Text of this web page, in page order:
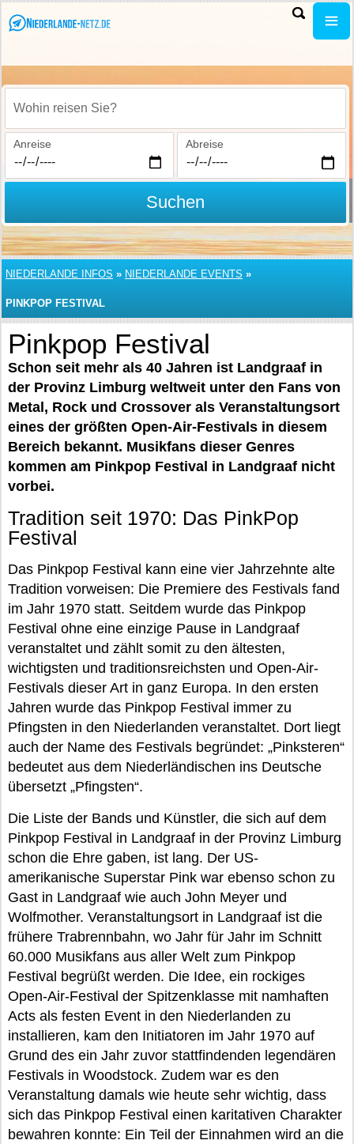
Wohin reisen Sie?
Anreise Abreise
Suchen
NIEDERLANDE INFOS » NIEDERLANDE EVENTS »
PINKPOP FESTIVAL
Pinkpop Festival
Schon seit mehr als 40 Jahren ist Landgraaf in
der Provinz Limburg weltweit unter den Fans von
Metal, Rock und Crossover als Veranstaltungsort
eines der größten Open-Air-Festivals in diesem
Bereich bekannt. Musikfans dieser Genres
kommen am Pinkpop Festival in Landgraaf nicht
vorbei.
Tradition seit 1970: Das PinkPop
Festival
Das Pinkpop Festival kann eine vier Jahrzehnte alte
Tradition vorweisen: Die Premiere des Festivals fand
im Jahr 1970 statt. Seitdem wurde das Pinkpop
Festival ohne eine einzige Pause in Landgraaf
veranstaltet und zählt somit zu den ältesten,
wichtigsten und traditionsreichsten und Open-Air-
Festivals dieser Art in ganz Europa. In den ersten
Jahren wurde das Pinkpop Festival immer zu
Pfingsten in den Niederlanden veranstaltet. Dort liegt
auch der Name des Festivals begründet: „Pinksteren“
bedeutet aus dem Niederländischen ins Deutsche
übersetzt „Pfingsten“.
Die Liste der Bands und Künstler, die sich auf dem
Pinkpop Festival in Landgraaf in der Provinz Limburg
schon die Ehre gaben, ist lang. Der US-
amerikanische Superstar Pink war ebenso schon zu
Gast in Landgraaf wie auch John Meyer und
Wolfmother. Veranstaltungsort in Landgraaf ist die
frühere Trabrennbahn, wo Jahr für Jahr im Schnitt
60.000 Musikfans aus aller Welt zum Pinkpop
Festival begrüßt werden. Die Idee, ein rockiges
Open-Air-Festival der Spitzenklasse mit namhaften
Acts als festen Event in den Niederlanden zu
installieren, kam den Initiatoren im Jahr 1970 auf
Grund des ein Jahr zuvor stattfindenden legendären
Festivals in Woodstock. Zudem war es den
Veranstaltung damals wie heute sehr wichtig, dass
sich das Pinkpop Festival einen karitativen Charakter
bewahren konnte: Ein Teil der Einnahmen wird an die